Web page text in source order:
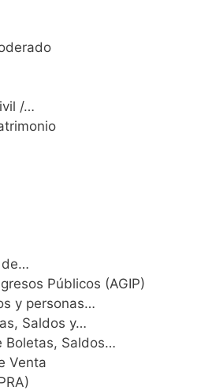
/…
de…
Públicos (AGIP)
y personas…
Saldos y…
Boletas, Saldos…
Venta